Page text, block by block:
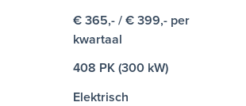
€ 365,- / € 399,- per
kwartaal
408 PK (300 kW)
Elektrisch